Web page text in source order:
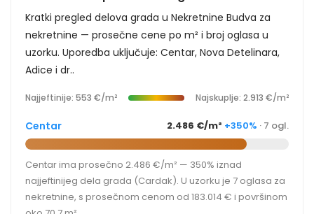
Kratki pregled delova grada u Nekretnine Budva za
nekretnine — prosečne cene po m² i broj oglasa u
uzorku. Uporedba uključuje: Centar, Nova Detelinara,
Adice i dr..
Najjeftinije: 553 €/m² Najskuplje: 2.913 €/m²
Centar 2.486 €/m² +350% · 7 ogl.
Centar ima prosečno 2.486 €/m² — 350% iznad
najjeftinijeg dela grada (Cardak). U uzorku je 7 oglasa za
nekretnine, s prosečnom cenom od 183.014 € i površinom